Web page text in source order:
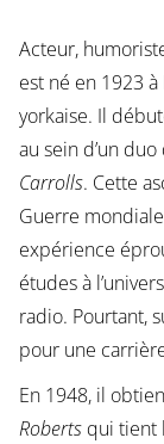
Acteur,
est né en 1923
yorkaise. Il
au sein d’un
Carrolls. Cette
Guerre
expérience
études à
radio. Pourtant,
pour une
En 1948, il
Robertsqui tient